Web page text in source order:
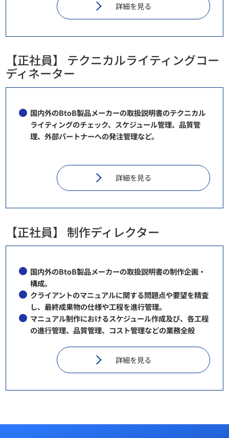
詳細を見る
【正社員】 テクニカルライティングコー
ディネーター
国内外のBtoB製品メーカーの取扱説明書のテクニカル
ライティングのチェック、スケジュール管理、品質管
理、外部パートナーへの発注管理など。
詳細を見る
【正社員】 制作ディレクター
国内外のBtoB製品メーカーの取扱説明書の制作企画・
構成。
クライアントのマニュアルに関する問題点や要望を精査
し、最終成果物の仕様や工程を進行管理。
マニュアル制作におけるスケジュール作成及び、各工程
の進行管理、品質管理、コスト管理などの業務全般
詳細を見る